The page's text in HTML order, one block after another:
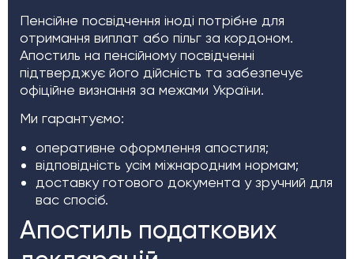
Пенсійне посвідчення іноді потрібне для
отримання виплат або пільг за кордоном.
Апостиль на пенсійному посвідченні
підтверджує його дійсність та забезпечує
офіційне визнання за межами України.
Ми гарантуємо:
оперативне оформлення апостиля;
відповідність усім міжнародним нормам;
доставку готового документа у зручний для
вас спосіб.
Апостиль податкових